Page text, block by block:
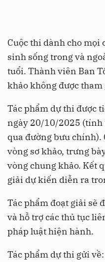
Cuộc thi dành cho mọi
sinh sống trong và
tuổi. Thành viên Ban
khảo không được
Tác phẩm dự thi được
ngày 20/10/2025 (tính
qua đường bưu chính).
vòng sơ khảo, trưng
vòng chung khảo. Kết
giải dự kiến diễn ra
Tác phẩm đoạt giải sẽ
và hỗ trợ các thủ tục
pháp luật hiện hành.
Tác phẩm dự thi gửi về: